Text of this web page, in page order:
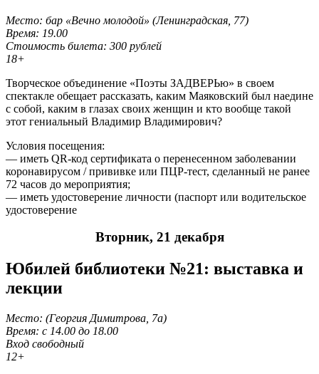
Место: бар «Вечно молодой» (Ленинградская, 77)
Время: 19.00
Стоимость билета: 300 рублей
18+
Творческое объединение «Поэты ЗАДВЕРЬю» в своем
спектакле обещает рассказать, каким Маяковский был наедине
с собой, каким в глазах своих женщин и кто вообще такой
этот гениальный Владимир Владимирович?
Условия посещения:
— иметь QR-код сертификата о перенесенном заболевании
коронавирусом / прививке или ПЦР-тест, сделанный не ранее
72 часов до мероприятия;
— иметь удостоверение личности (паспорт или водительское
удостоверение
Вторник, 21 декабря
Юбилей библиотеки №21: выставка и
лекции
Место: (Георгия Димитрова, 7а)
Время: с 14.00 до 18.00
Вход свободный
12+